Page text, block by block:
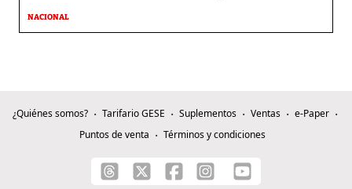
NACIONAL
¿Quiénes somos? Tarifario GESE Suplementos Ventas
e-Paper
Puntos de venta
Términos y condiciones